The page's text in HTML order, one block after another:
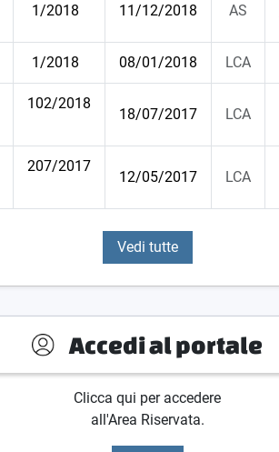
1/2018 11/12/2018 AS
1/2018 08/01/2018 LCA
102/2018
18/07/2017 LCA
207/2017
12/05/2017 LCA
Vedi tutte
Accedi al portale
Clicca qui per accedere
all'Area Riservata.